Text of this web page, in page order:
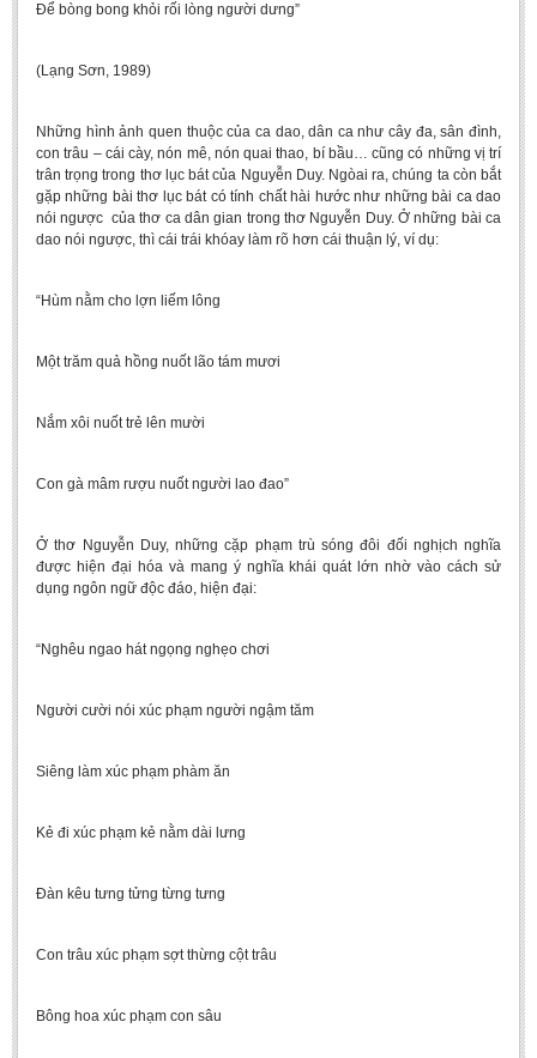
Để bòng bong khỏi rối lòng người dưng”
(Lạng Sơn, 1989)
Những hình ảnh quen thuộc của ca dao, dân ca như cây đa, sân đình,
con trâu – cái cày, nón mê, nón quai thao, bí bầu… cũng có những vị trí
trân trọng trong thơ lục bát của Nguyễn Duy. Ngòai ra, chúng ta còn bắt
gặp những bài thơ lục bát có tính chất hài hước như những bài ca dao
nói ngược của thơ ca dân gian trong thơ Nguyễn Duy. Ở những bài ca
dao nói ngược, thì cái trái khóay làm rõ hơn cái thuận lý, ví dụ:
“Hùm nằm cho lợn liếm lông
Một trăm quả hồng nuốt lão tám mươi
Nắm xôi nuốt trẻ lên mười
Con gà mâm rượu nuốt người lao đao”
Ở thơ Nguyễn Duy, những cặp phạm trù sóng đôi đối nghịch nghĩa
được hiện đại hóa và mang ý nghĩa khái quát lớn nhờ vào cách sử
dụng ngôn ngữ độc đáo, hiện đại:
“Nghêu ngao hát ngọng nghẹo chơi
Người cười nói xúc phạm người ngậm tăm
Siêng làm xúc phạm phàm ăn
Kẻ đi xúc phạm kẻ nằm dài lưng
Đàn kêu tưng tửng từng tưng
Con trâu xúc phạm sợt thừng cột trâu
Bông hoa xúc phạm con sâu